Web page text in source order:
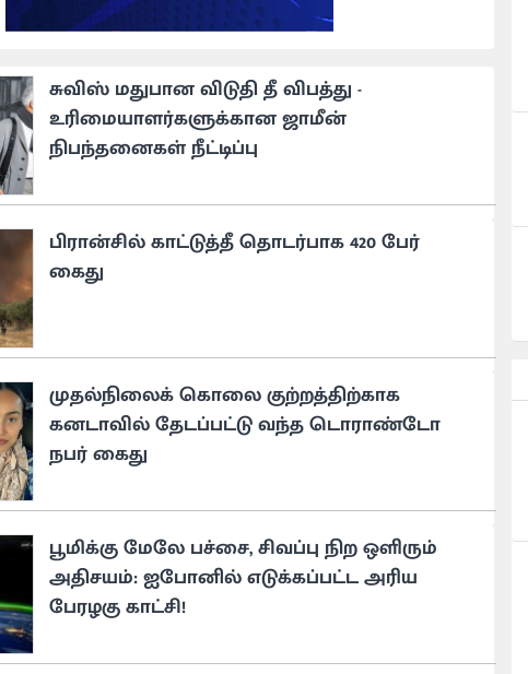
சுவிஸ் மதுபான விடுதி தீ விபத்து -
உரிமையாளர்களுக்கான ஜாமீன்
நிபந்தனைகள் நீட்டிப்பு
பிரான்சில் காட்டுத்தீ தொடர்பாக 420 பேர்
கைது
முதல்நிலைக் கொலை குற்றத்திற்காக
கனடாவில் தேடப்பட்டு வந்த டொராண்டோ
நபர் கைது
பூமிக்கு மேலே பச்சை, சிவப்பு நிற ஒளிரும்
அதிசயம்: ஐபோனில் எடுக்கப்பட்ட அரிய
பேரழகு காட்சி!